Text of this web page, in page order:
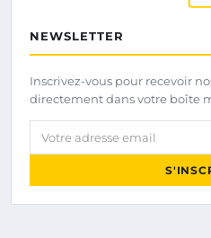
NEWSLETTER
Inscrivez-vous pour recevoir
directement dans votre boîte
Votre adresse email